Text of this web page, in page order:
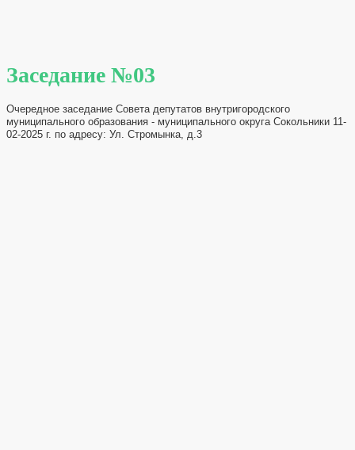
Заседание №03
Очередное заседание Совета депутатов внутригородского
муниципального образования - муниципального округа Сокольники 11-
02-2025 г. по адресу: Ул. Стромынка, д.3